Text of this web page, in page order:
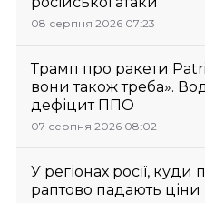
08 серпня 2026 07:23
Трамп про ракети
вони також треба».
дефіцит ППО
07 серпня 2026 08:02
У регіонах росії, куди
раптово падають